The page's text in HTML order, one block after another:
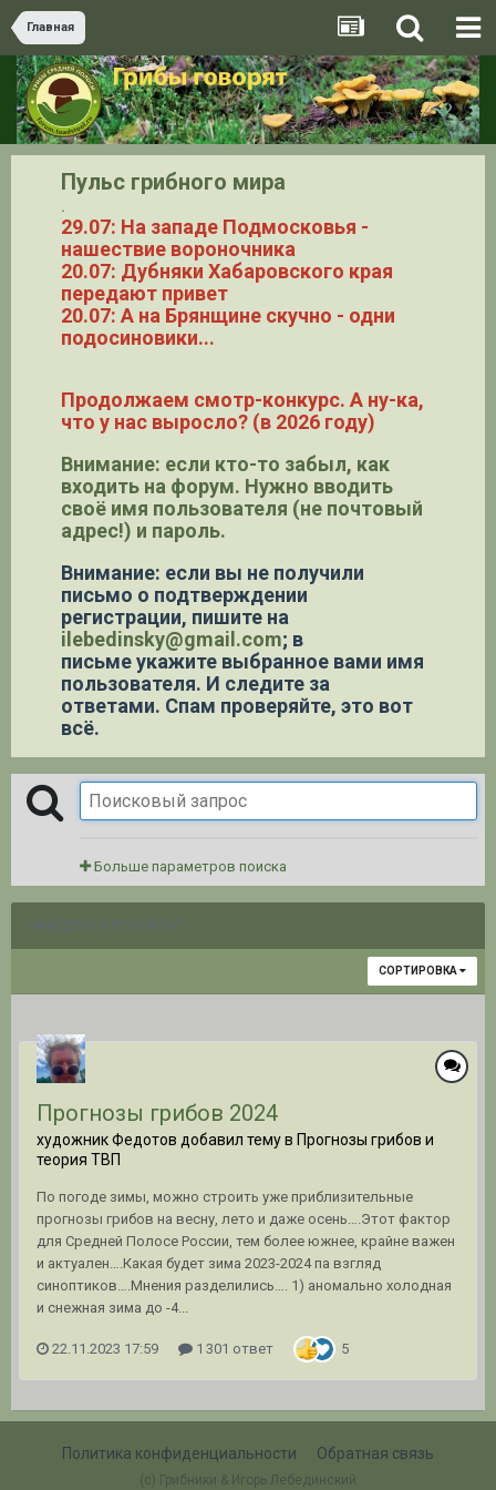
Главная
Пульс грибного мира
.
29.07: На западе Подмосковья -
нашествие вороночника
20.07: Дубняки Хабаровского края
передают привет
20.07: А на Брянщине скучно - одни
подосиновики...
Продолжаем смотр-конкурс. А ну-ка,
что у нас выросло? (в 2026 году)
Внимание: если кто-то забыл, как
входить на форум. Нужно вводить
своё имя пользователя (не почтовый
адрес!) и пароль.
Внимание: если вы не получили
письмо о подтверждении
регистрации, пишите на
ilebedinsky@gmail.com; в
письме укажите выбранное вами имя
пользователя. И следите за
ответами. Спам проверяйте, это вот
всё.
Больше параметров поиска
НАЙДЕНО 1 РЕЗУЛЬТАТ
СОРТИРОВКА
Прогнозы грибов 2024
художник Федотов добавил тему в Прогнозы грибов и
теория ТВП
По погоде зимы, можно строить уже приблизительные
прогнозы грибов на весну, лето и даже осень….Этот фактор
для Средней Полосе России, тем более южнее, крайне важен
и актуален….Какая будет зима 2023-2024 па взгляд
синоптиков….Мнения разделились…. 1) аномально холодная
и снежная зима до -4...
22.11.2023 17:59 1 301 ответ 5
Политика конфиденциальности Обратная связь
(c) Грибники & Игорь Лебединский